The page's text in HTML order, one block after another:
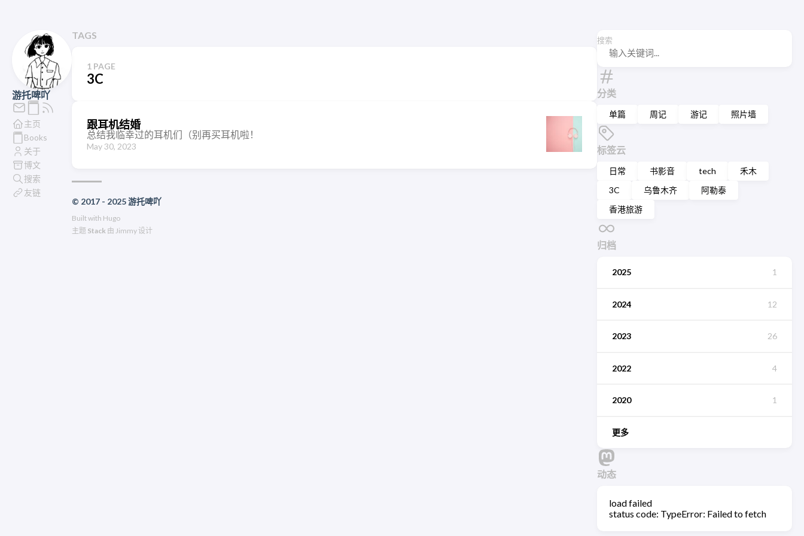
游托啤吖
主页
Books
关于
博文
搜索
友链
搜索
分类
单篇 周记 游记 照片墙
标签云
日常 书影音 tech
禾木
3C
乌鲁木齐
阿勒泰
香港旅游
归档
2025 1
2024 12
2023 26
2022 4
2020 1
更多
动态
load failed
status code: TypeError: Failed to fetch
TAGS
1 PAGE
3C
跟耳机结婚
总结我临幸过的耳机们（别再买耳机啦！
May 30, 2023
© 2017 - 2025 游托啤吖
Built with Hugo
主题 Stack 由 Jimmy设计